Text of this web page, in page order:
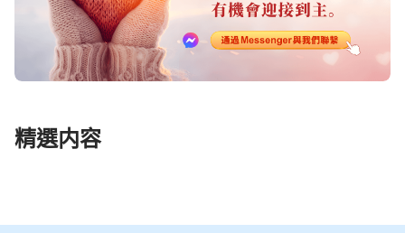
精選内容